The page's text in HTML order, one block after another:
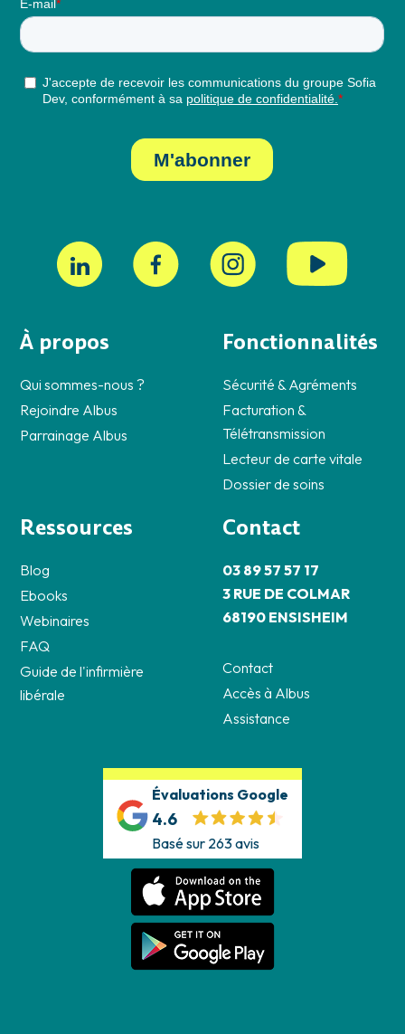
À propos
Qui sommes-nous ?
Rejoindre Albus
Parrainage Albus
Fonctionnalités
Sécurité & Agréments
Facturation &
Télétransmission
Lecteur de carte vitale
Dossier de soins
Ressources
Blog
Ebooks
Webinaires
FAQ
Guide de l'infirmière
libérale
Contact
03 89 57 57 17
3 RUE DE COLMAR
68190 ENSISHEIM
Contact
Accès à Albus
Assistance
Évaluations Google
4.6
Basé sur 263 avis